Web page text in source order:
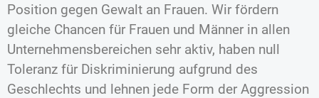
Position gegen Gewalt an Frauen. Wir fördern
gleiche Chancen für Frauen und Männer in allen
Unternehmensbereichen sehr aktiv, haben null
Toleranz für Diskriminierung aufgrund des
Geschlechts und lehnen jede Form der Aggression